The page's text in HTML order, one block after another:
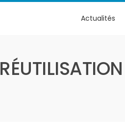
Actualités
RÉUTILISATION